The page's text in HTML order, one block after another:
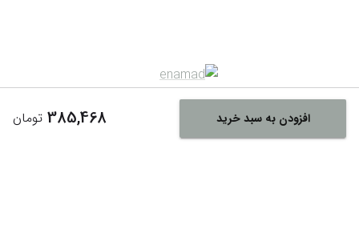
افزودن به سبد خرید 385,468 تومان